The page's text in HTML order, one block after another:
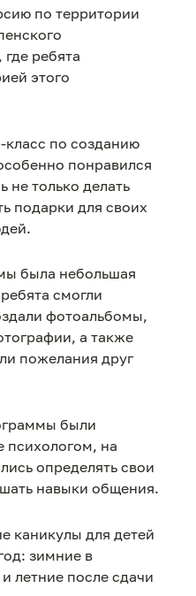
по территории
ребята
этого
по созданию
понравился
не только делать
подарки для своих
была небольшая
смогли
фотоальбомы,
а также
пожелания друг
были
психологом, на
определять свои
навыки общения.
каникулы для детей
зимние в
летние после сдачи